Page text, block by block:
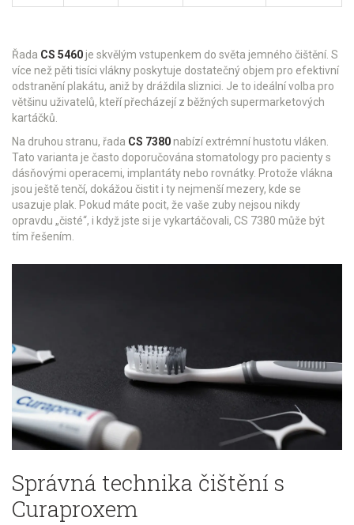
Řada CS 5460je skvělým vstupenkem do světa jemného čištění. S
více než pěti tisíci vlákny poskytuje dostatečný objem pro efektivní
odstranění plakátu, aniž by dráždila sliznici. Je to ideální volba pro
většinu uživatelů, kteří přecházejí z běžných supermarketových
kartáčků.
Na druhou stranu, řada CS 7380nabízí extrémní hustotu vláken.
Tato varianta je často doporučována stomatology pro pacienty s
dásňovými operacemi, implantáty nebo rovnátky. Protože vlákna
jsou ještě tenčí, dokážou čistit i ty nejmenší mezery, kde se
usazuje plak. Pokud máte pocit, že vaše zuby nejsou nikdy
opravdu „čisté“, i když jste si je vykartáčovali, CS 7380 může být
tím řešením.
Správná technika čištění s
Curaproxem